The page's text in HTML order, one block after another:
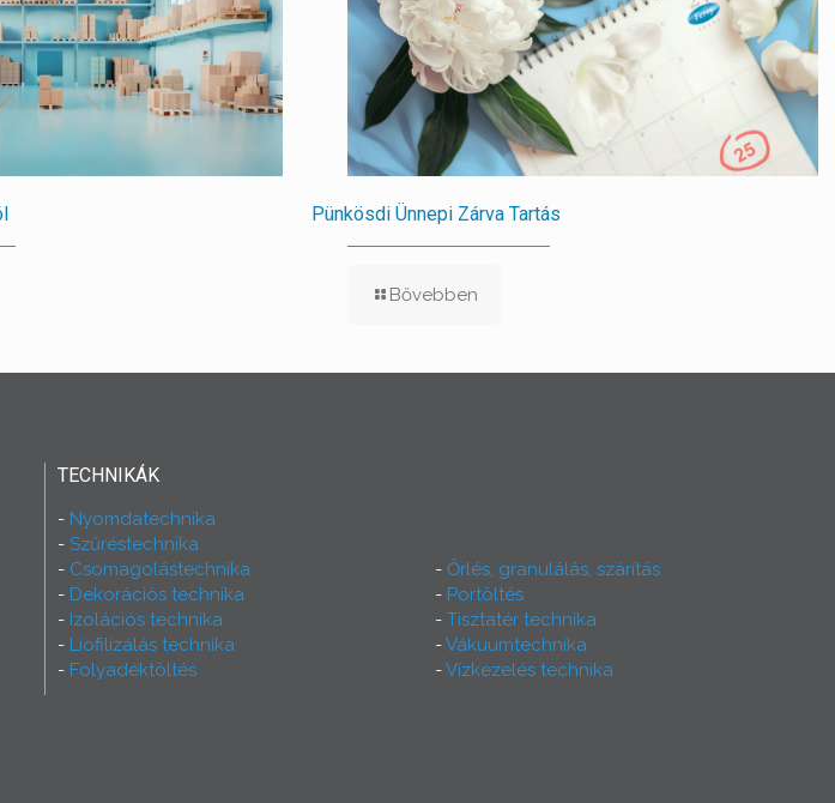
Pünkösdi Ünnepi Zárva Tartás
Bővebben
TECHNIKÁK
Nyomdatechnika
Szűréstechnika
Csomagolástechnika
Dekorációs technika
Izolációs technika
Liofilizálás technika
Folyadéktöltés
Őrlés, granulálás, szárítás
Portöltés
Tisztatér technika
Vákuumtechnika
Vízkezelés technika